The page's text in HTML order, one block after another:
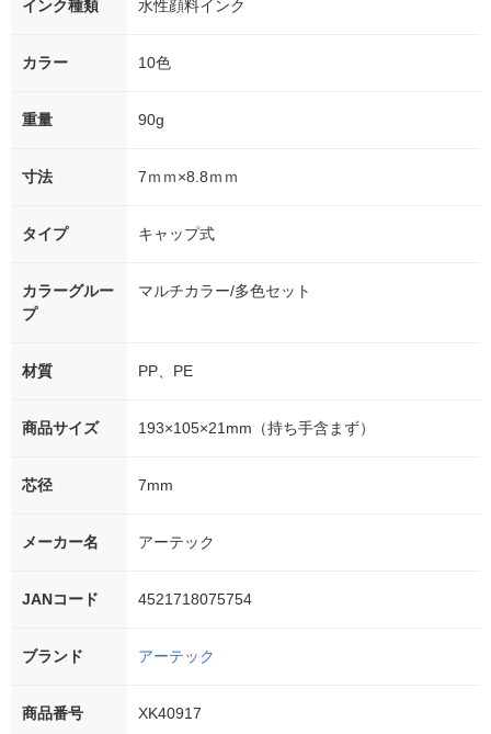
インク種類 水性顔料インク
カラー 10色
重量 90g
寸法 7ｍｍ×8.8ｍｍ
タイプ キャップ式
カラーグルー
プ
マルチカラー/多色セット
材質 PP、PE
商品サイズ 193×105×21mm（持ち手含まず）
芯径 7mm
メーカー名 アーテック
JANコード 4521718075754
ブランド アーテック
商品番号 XK40917